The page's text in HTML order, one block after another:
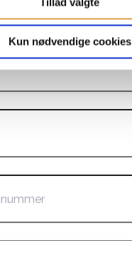
Kun nødvendige cookies